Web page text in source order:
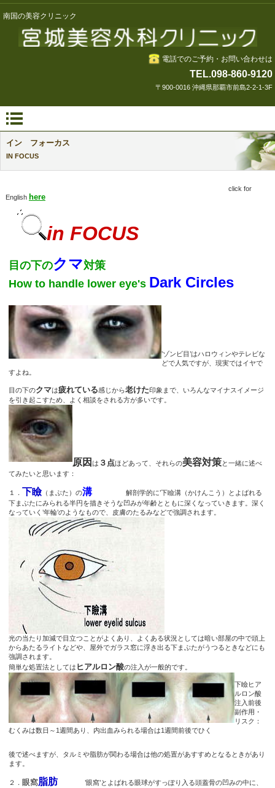
南国の美容クリニック
電話でのご予約・お問い合わせは
TEL.098-860-9120
〒900-0016 沖縄県那覇市前島2-2-1-3F
イン フォーカス
IN FOCUS
click for
English here
in FOCUS
目の下のクマ対策
How to handle lower eye's Dark Circles
’ゾンビ目’はハロウィンやテレビな
どで人気ですが、現実ではイヤで
すよね。
目の下のクマは疲れている感じから老けた印象まで、いろんなマイナスイメージ
を引き起こすため、よく相談をされる方が多いです。
原因 は ３点ほどあって、それらの美容対策と一緒に述べ
てみたいと思います：
１． 下瞼（まぶた）の溝解剖学的に’下瞼溝（かけんこう）とよばれる
下まぶたにみられる半円を描きそうな凹みが年齢とともに深くなっていきます。深く
なっていく’年輪’のようなもので、皮膚のたるみなどで強調されます。
光の当たり加減で目立つことがよくあり、よくある状況としては暗い部屋の中で頭上
からあたるライトなどや、屋外でガラス窓に浮き出る下まぶたがうつるときなどにも
強調されます。
簡単な処置法としては ヒアルロン酸の注入が一般的です。
下瞼ヒア
ルロン酸
注入前後
副作用・
リスク：
むくみは数日～1週間あり、内出血みられる場合は1週間前後でひく
後で述べますが、タルミや脂肪が関わる場合は他の処置があすすめとなるときがあり
ます。
２． 眼窩脂肪 ’眼窩’とよばれる眼球がすっぽり入る頭蓋骨の凹みの中に、